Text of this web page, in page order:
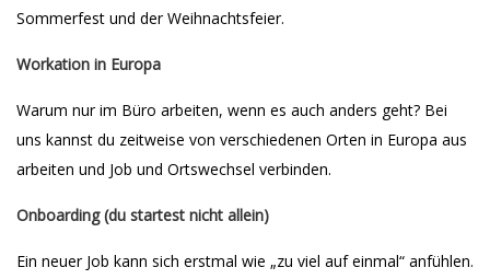
Sommerfest und der Weihnachtsfeier.
Workation in Europa
Warum nur im Büro arbeiten, wenn es auch anders geht? Bei
uns kannst du zeitweise von verschiedenen Orten in Europa aus
arbeiten und Job und Ortswechsel verbinden.
Onboarding (du startest nicht allein)
Ein neuer Job kann sich erstmal wie „zu viel auf einmal“ anfühlen.